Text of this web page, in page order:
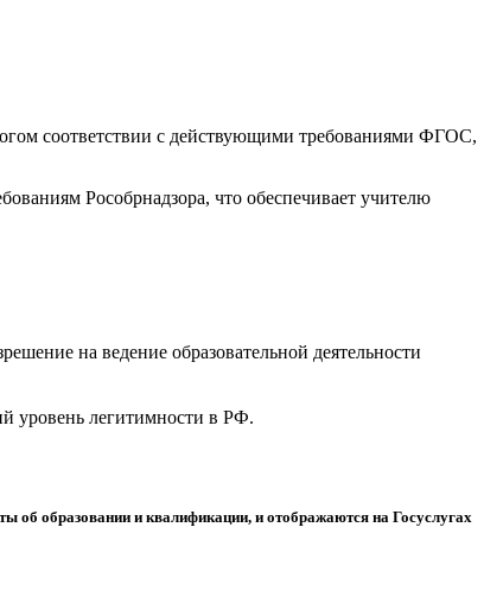
соответствии с действующими требованиями ФГОС,
Рособрнадзора, что обеспечивает учителю
на ведение образовательной деятельности
уровень легитимности в РФ.
образовании и квалификации, и отображаются на Госуслугах